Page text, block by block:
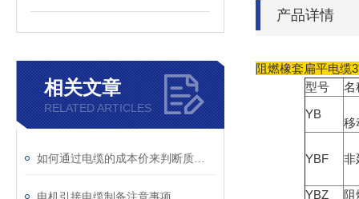
相关文章
RELATED ARTICLES
产品详情
阻燃橡套扁平电缆
型号
名
YB
移
YBF 非
YBZ 阻